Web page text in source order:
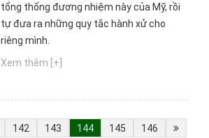
tổng thống đương nhiệm này của Mỹ, rồi
tự đưa ra những quy tắc hành xử cho
riêng mình.
Xem thêm [+]
142 143 144 145
146